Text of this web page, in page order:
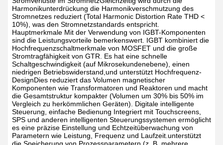
Harmonikunterdrückung die Harmonikverschmutzung des
Stromnetzes reduziert (Total Harmonic Distortion Rate THD <
10%), was den Stromnetzstandards entspricht.
Hauptmerkmale Mit der Verwendung von IGBT-Komponenten
sind die Leistungsvorteile bemerkenswert. IGBT kombiniert die
Hochfrequenzschaltmerkmale von MOSFET und die große
Stromtragfähigkeit von GTR. Es hat eine schnelle
Schaltgeschwindigkeit (auf Mikrosekundenebene), einen
niedrigen Betriebswiderstand,und unterstützt Hochfrequenz-
DesignDies reduziert das Volumen magnetischer
Komponenten wie Transformatoren und Reaktoren und macht
die Gesamtstruktur kompakter (Volumen um 30% bis 50% im
Vergleich zu herkömmlichen Geräten).
Digitale intelligente
Steuerung, einfache Bedienung Integriert mit Touchscreens,
SPS und anderen intelligenten Steuerungssystemen ermöglicht
es eine präzise Einstellung und Echtzeitüberwachung von
Parametern wie Leistung, Frequenz und Laufzeit.unterstützt